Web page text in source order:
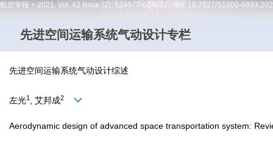
航空学报 > 2021, Vol. 42 Issue (2): 624077-624077 doi: 10.7527/S1000-
先进空间运输系统气动设计专栏
先进空间运输系统气动设计综述
左光1 , 艾邦成2
Aerodynamic design of advanced space transportation system: